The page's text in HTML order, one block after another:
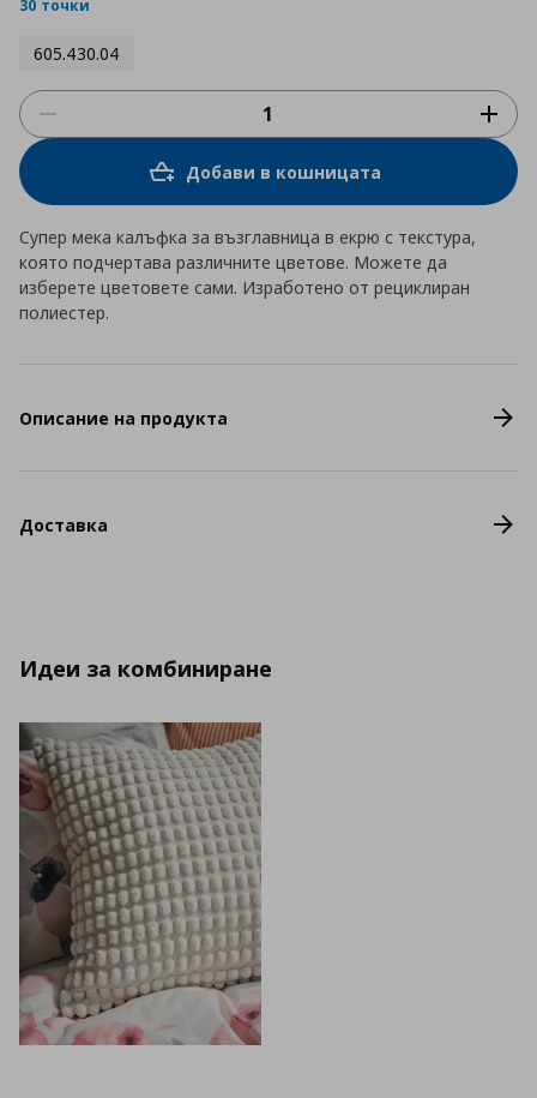
30 точки
605.430.04
Добави в кошницата
Супер мека калъфка за възглавница в екрю с текстура,
която подчертава различните цветове. Можете да
изберете цветовете сами. Изработено от рециклиран
полиестер.
Описание на продукта
Доставка
Идеи за комбиниране